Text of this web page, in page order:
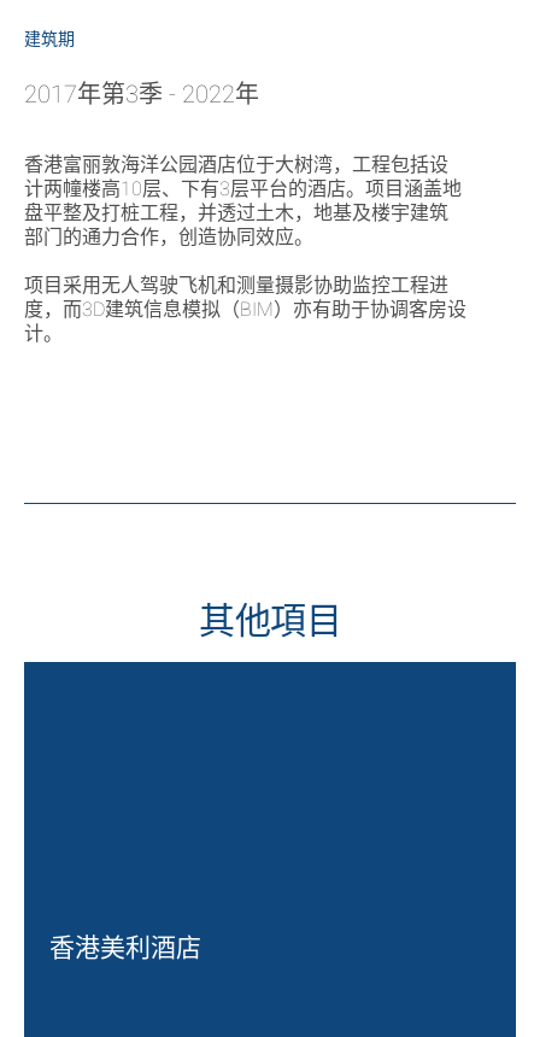
建筑期
2017年第3季 - 2022年
香港富丽敦海洋公园酒店位于大树湾，工程包括设
计两幢楼高10层、下有3层平台的酒店。项目涵盖地
盘平整及打桩工程，并透过土木，地基及楼宇建筑
部门的通力合作，创造协同效应。
项目采用无人驾驶飞机和测量摄影协助监控工程进
度，而3D建筑信息模拟（BIM）亦有助于协调客房设
计。
其他項目
香港美利酒店